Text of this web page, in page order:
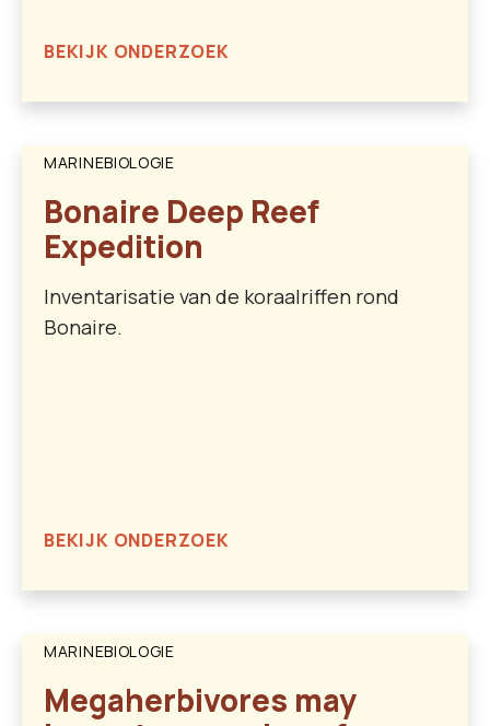
BEKIJK ONDERZOEK
MARINEBIOLOGIE
Bonaire Deep Reef
Expedition
Inventarisatie van de koraalriffen rond
Bonaire.
BEKIJK ONDERZOEK
MARINEBIOLOGIE
Megaherbivores may